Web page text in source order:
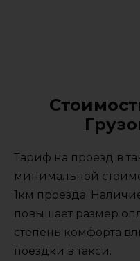
Тариф на проезд в
минимальной
1км проезда.
повышает размер
степень комфорта
поездки в такси.